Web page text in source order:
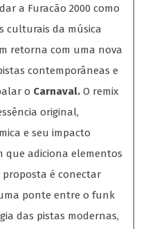
a Furacão 2000 como
culturais da música
retorna com uma nova
contemporâneas e
o Carnaval. O remix
original,
e seu impacto
que adiciona elementos
é conectar
ponte entre o funk
das pistas modernas,